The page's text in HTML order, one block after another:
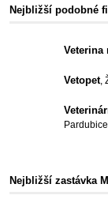
Nejbližší podobné
Veterina
Vetopet,
Pardubice
Nejbližší zastávka